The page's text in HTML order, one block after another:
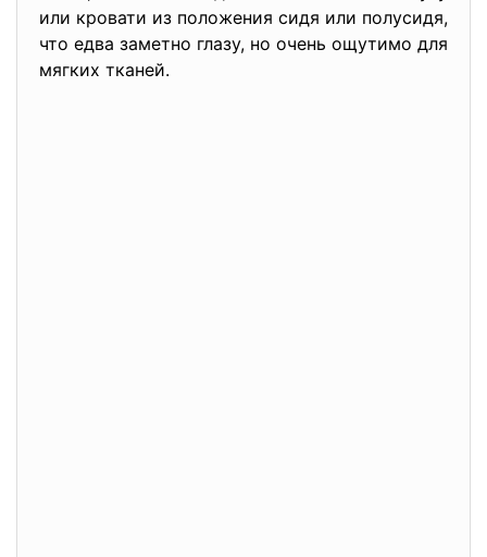
или кровати из положения сидя или полусидя,
что едва заметно глазу, но очень ощутимо для
мягких тканей.